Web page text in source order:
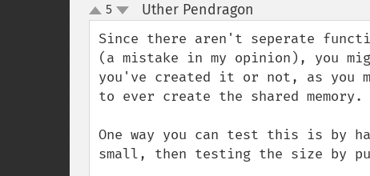
up
down
5 Uther Pendragon
Since there aren't seperate
(a mistake in my opinion), you
you've created it or not, as you
to ever create the shared memory.
One way you can test this is by
small, then testing the size by